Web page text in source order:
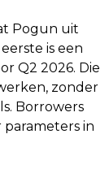
Pogun uit
is een
Q2 2026. Die
zonder
Borrowers
in